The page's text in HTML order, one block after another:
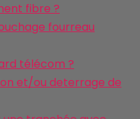
fibre ?
fourreau
télécom ?
et/ou deterrage de